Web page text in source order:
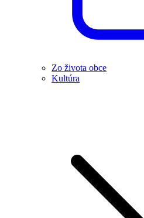
Zo života obce
Kultúra